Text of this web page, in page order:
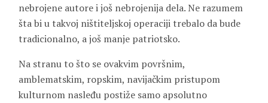
nebrojene autore i još nebrojenija dela. Ne razumem
šta bi u takvoj ništiteljskoj operaciji trebalo da bude
tradicionalno, a još manje patriotsko.
Na stranu to što se ovakvim površnim,
amblematskim, ropskim, navijačkim pristupom
kulturnom nasleđu postiže samo apsolutno